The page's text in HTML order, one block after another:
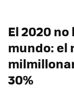
El 2020
mundo: el
30%